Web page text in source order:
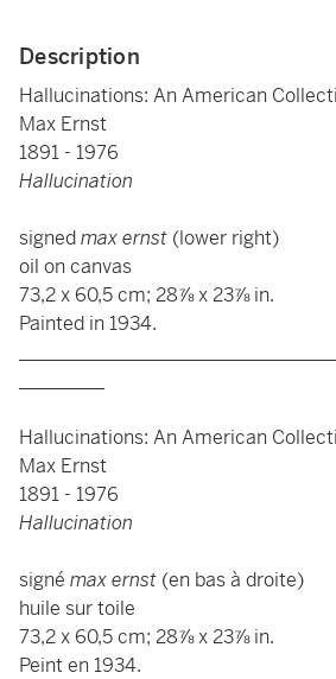
Description
Hallucinations: An American
Max Ernst
1891 - 1976
Hallucination
signedmax ernst (lower right)
oil on canvas
73,2 x 60,5 cm; 28⅞ x 23⅞ in.
Painted in 1934.
Hallucinations: An American
Max Ernst
1891 - 1976
Hallucination
signé max ernst (en bas à droite)
huile sur toile
73,2 x 60,5 cm; 28⅞ x 23⅞ in.
Peint en 1934.